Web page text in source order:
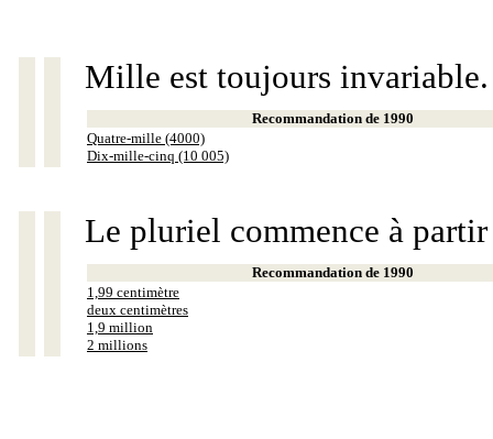
Mille est toujours invariable.
Recommandation de 1990
Quatre-mille (4000)
Dix-mille-cinq (10 005)
Le pluriel commence à
Recommandation de 1990
1,99 centimètre
deux centimètres
1,9 million
2 millions